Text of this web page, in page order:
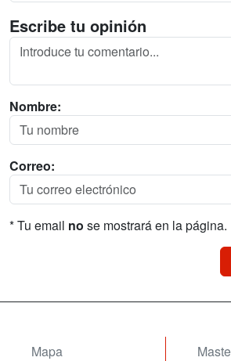
Escribe tu opinión
Nombre:
Correo:
* Tu email no se mostrará en la página.
Mapa